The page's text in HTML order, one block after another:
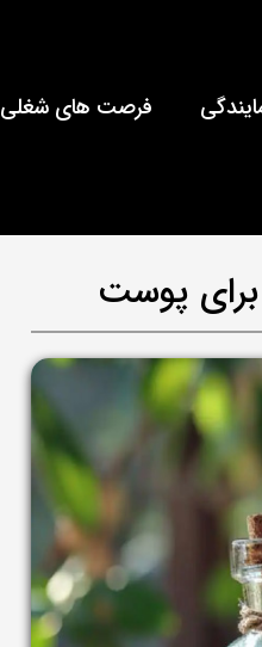
فرصت های شغلی
برای پوست